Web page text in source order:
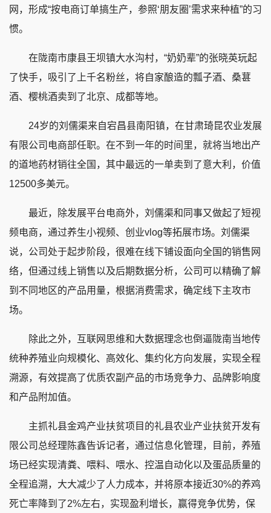
网，形成“按电商订单搞生产，参照‘朋友圈’需求来种植”的习
惯。
在陇南市康县王坝镇大水沟村，“奶奶辈”的张晓英玩起
了快手，吸引了上千名粉丝，将自家酿造的瓢子酒、桑葚
酒、樱桃酒卖到了北京、成都等地。
24岁的刘儒渠来自宕昌县南阳镇，在甘肃琦昆农业发展
有限公司电商部任职。在不到一年的时间里，就将当地出产
的道地药材销往全国，其中最远的一单卖到了意大利，价值
12500多美元。
最近，除发展平台电商外，刘儒渠和同事又做起了短视
频电商，通过养生小视频、创业vlog等拓展市场。刘儒渠
说，公司处于起步阶段，很难在线下铺设面向全国的销售网
络，但通过线上销售以及后期数据分析，公司可以精确了解
到不同地区的产品用量，根据消费需求，确定线下主攻市
场。
除此之外，互联网思维和大数据理念也倒逼陇南当地传
统种养殖业向规模化、高效化、集约化方向发展，实现全程
溯源，有效提高了优质农副产品的市场竞争力、品牌影响度
和产品附加值。
主抓礼县金鸡产业扶贫项目的礼县农业产业扶贫开发有
限公司总经理陈鑫告诉记者，通过信息化管理，目前，养殖
场已经实现清粪、喂料、喂水、控温自动化以及蛋品质量的
全程追溯，大大减少了人力成本，并将原本接近30%的养鸡
死亡率降到了2%左右，实现盈利增长，赢得竞争优势，保